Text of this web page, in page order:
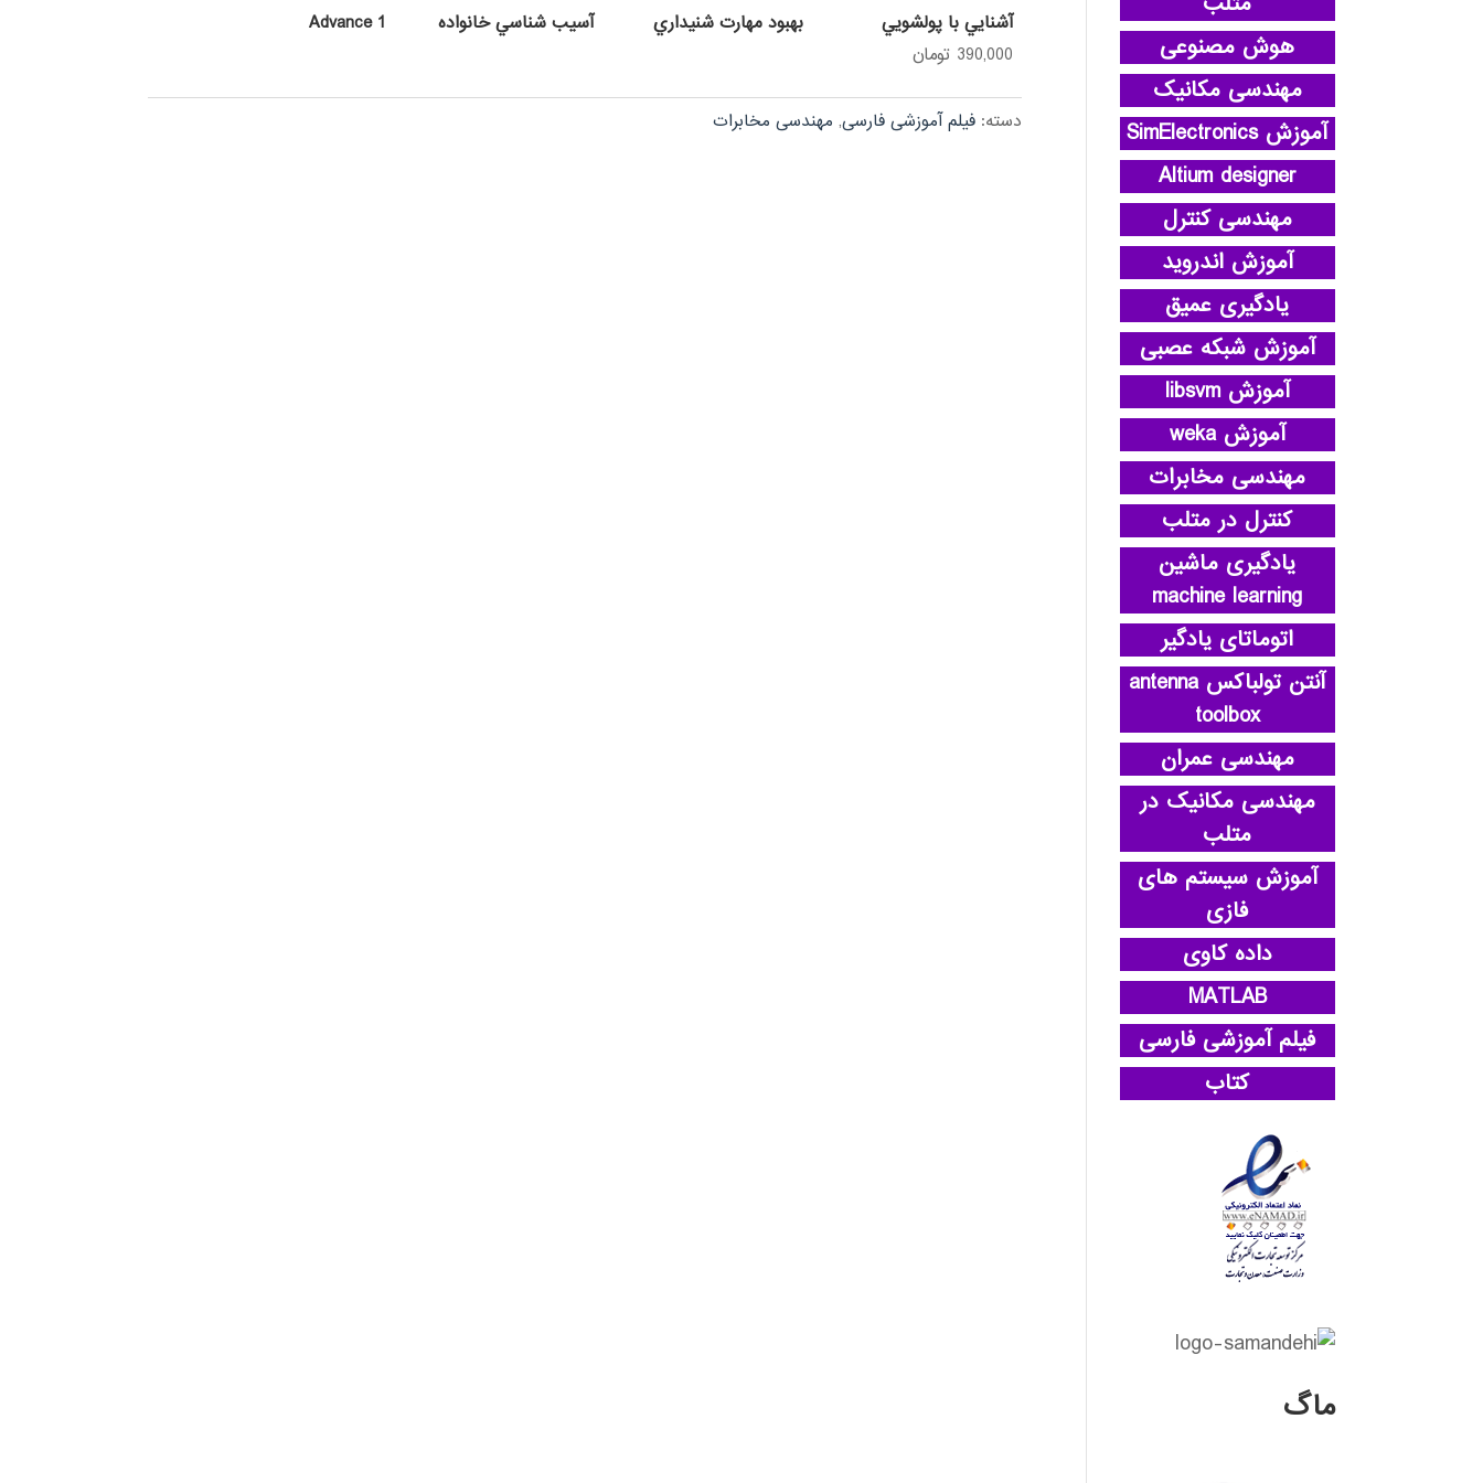
آشنايي با پولشويي
390,000 تومان
بهبود مهارت شنيداري آسيب شناسي خانواده Advance 1
دسته: فیلم آموزشی فارسی, مهندسی مخابرات
هوش مصنوعی
مهندسی مکانیک
آموزش SimElectronics
Altium designer
مهندسی کنترل
آموزش اندروید
یادگیری عمیق
آموزش شبکه عصبی
آموزش libsvm
آموزش weka
مهندسی مخابرات
کنترل در متلب
یادگیری ماشین
machine learning
اتوماتای یادگیر
آنتن تولباکس antenna
toolbox
مهندسی عمران
مهندسی مکانیک در
متلب
آموزش سیستم های
فازی
داده کاوی
MATLAB
فیلم آموزشی فارسی
کتاب
ماگ